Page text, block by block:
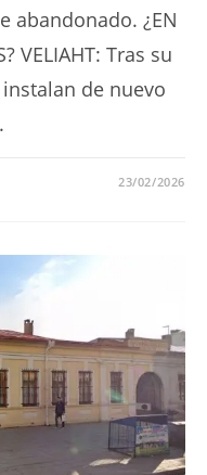
abandonado. ¿EN
VELIAHT: Tras su
instalan de nuevo
23/02/2026